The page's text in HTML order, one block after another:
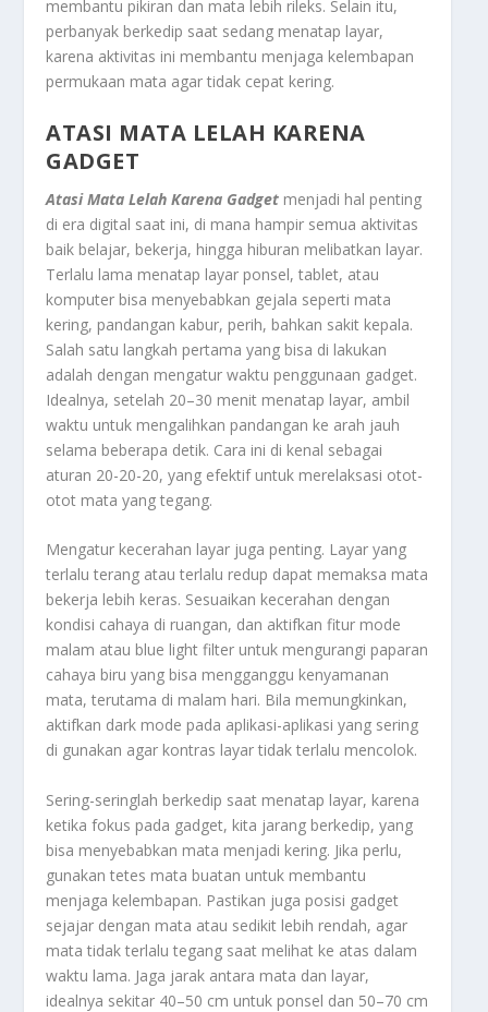
membantu pikiran dan mata lebih rileks. Selain itu,
perbanyak berkedip saat sedang menatap layar,
karena aktivitas ini membantu menjaga kelembapan
permukaan mata agar tidak cepat kering.
ATASI MATA LELAH KARENA
GADGET
Atasi Mata Lelah Karena Gadget menjadi hal penting
di era digital saat ini, di mana hampir semua aktivitas
baik belajar, bekerja, hingga hiburan melibatkan layar.
Terlalu lama menatap layar ponsel, tablet, atau
komputer bisa menyebabkan gejala seperti mata
kering, pandangan kabur, perih, bahkan sakit kepala.
Salah satu langkah pertama yang bisa di lakukan
adalah dengan mengatur waktu penggunaan gadget.
Idealnya, setelah 20–30 menit menatap layar, ambil
waktu untuk mengalihkan pandangan ke arah jauh
selama beberapa detik. Cara ini di kenal sebagai
aturan 20-20-20, yang efektif untuk merelaksasi otot-
otot mata yang tegang.
Mengatur kecerahan layar juga penting. Layar yang
terlalu terang atau terlalu redup dapat memaksa mata
bekerja lebih keras. Sesuaikan kecerahan dengan
kondisi cahaya di ruangan, dan aktifkan fitur mode
malam atau blue light filter untuk mengurangi paparan
cahaya biru yang bisa mengganggu kenyamanan
mata, terutama di malam hari. Bila memungkinkan,
aktifkan dark mode pada aplikasi-aplikasi yang sering
di gunakan agar kontras layar tidak terlalu mencolok.
Sering-seringlah berkedip saat menatap layar, karena
ketika fokus pada gadget, kita jarang berkedip, yang
bisa menyebabkan mata menjadi kering. Jika perlu,
gunakan tetes mata buatan untuk membantu
menjaga kelembapan. Pastikan juga posisi gadget
sejajar dengan mata atau sedikit lebih rendah, agar
mata tidak terlalu tegang saat melihat ke atas dalam
waktu lama. Jaga jarak antara mata dan layar,
idealnya sekitar 40–50 cm untuk ponsel dan 50–70 cm